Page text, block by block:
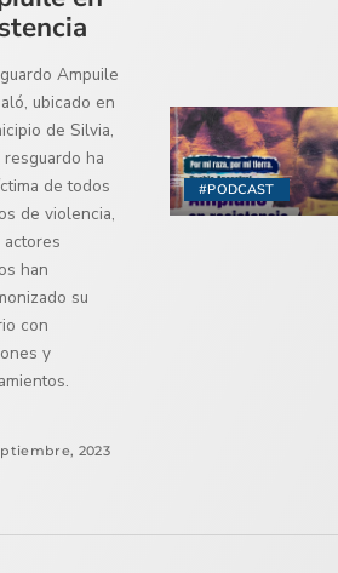
#PODCAST
Ampuile
ubicado en
de Silvia,
resguardo ha
de todos
de violencia,
han
su
con
y
2023